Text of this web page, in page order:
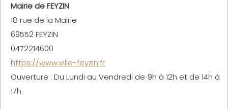
Mairie de FEYZIN
18 rue de la Mairie
69552 FEYZIN
0472214600
https://www.ville-feyzin.fr
Ouverture : Du Lundi au Vendredi de 9h à 12h et de 14h à
17h